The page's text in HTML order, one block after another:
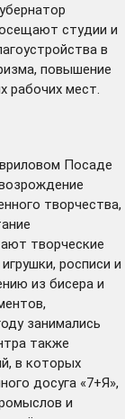
студии и
в
повышение
рабочих мест.
Посаде
творчества,
творческие
росписи и
из бисера и
занимались
также
в которых
досуга «7+Я»,
и